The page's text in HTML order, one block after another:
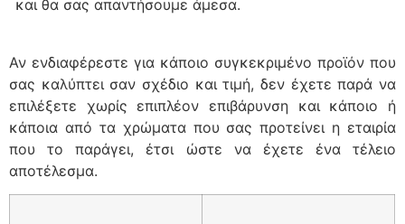
και θα σας απαντήσουμε άμεσα.
Αν ενδιαφέρεστε για κάποιο συγκεκριμένο προϊόν που
σας καλύπτει σαν σχέδιο και τιμή, δεν έχετε παρά να
επιλέξετε χωρίς επιπλέον επιβάρυνση και κάποιο ή
κάποια από τα χρώματα που σας προτείνει η εταιρία
που το παράγει, έτσι ώστε να έχετε ένα τέλειο
αποτέλεσμα.